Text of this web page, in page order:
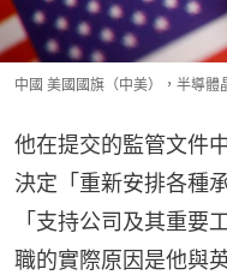
中國 美國國旗（中美），半導體
他在提交的監管文件
決定「重新安排各種
「支持公司及其重要
職的實際原因是他與